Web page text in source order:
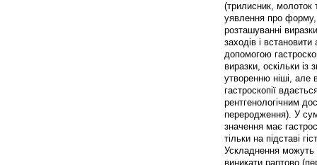
(трилисник, молоток
уявлення про форму,
розташуванні
заходів і
допомогою
виразки, оскільки
утворенню ніші,
гастроскопії
рентгенологічним
переродження). У
значення має
тільки на підставі
Ускладнення можуть
виникати раптово